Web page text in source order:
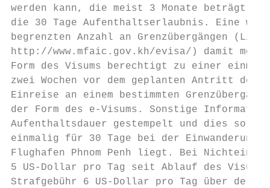
werden kann, die meist 3 Monate beträgt.
die 30 Tage Aufenthaltserlaubnis. Eine
begrenzten Anzahl an Grenzübergängen
http://www.mfaic.gov.kh/evisa/) damit
Form des Visums berechtigt zu einer
zwei Wochen vor dem geplanten Antritt
Einreise an einem bestimmten
der Form des e-Visums. Sonstige
Aufenthaltsdauer gestempelt und dies
einmalig für 30 Tage bei der
Flughafen Phnom Penh liegt. Bei
5 US-Dollar pro Tag seit Ablauf des
Strafgebühr 6 US-Dollar pro Tag über der